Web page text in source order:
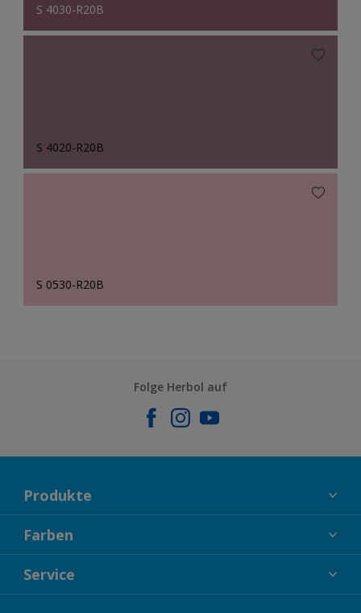
S 4030-R20B
S 4020-R20B
S 0530-R20B
Folge Herbol auf
Produkte
FASSADENFARBEN
INNENFARBEN
LACKE
Farben
KOLLEKTIONEN
FARBTRENDS
Service